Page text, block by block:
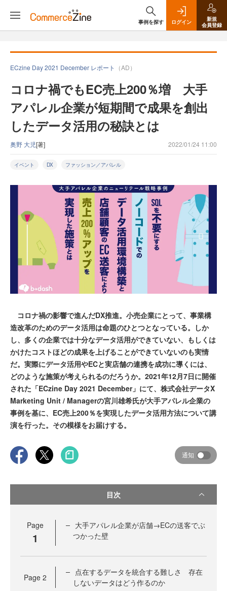
事例を探す ログイン
新規
会員登録
ECzine Day 2021 December レポート （AD）
コロナ禍でもEC売上200％増 大手
アパレル企業が短期間で成果を創出
したデータ活用の秘訣とは
奥野 大児[著] 2022/01/24 11:00
イベント DX ファッション／アパレル
コロナ禍の影響で進んだDX推進。小売企業にとって、事業構
造改革のためのデータ活用は命題のひとつとなっている。しか
し、多くの企業では十分なデータ活用ができていない、もしくは
かけたコストほどの成果を上げることができていないのも実情
だ。実際にデータ活用やECと実店舗の連携を成功に導くには、
どのような施策が考えられるのだろうか。2021年12月7日に開催
された「ECzine Day 2021 December」にて、株式会社データX
Marketing Unit / Managerの宮川雄希氏が大手アパレル企業の
事例を基に、EC売上200％を実現したデータ活用方法について講
演を行った。その模様をお届けする。
通知
目次
Page
1
大手アパレル企業が店舗→ECの送客でぶ
つかった壁
Page 2
点在するデータを統合する難しさ 存在
しないデータはどう作るのか